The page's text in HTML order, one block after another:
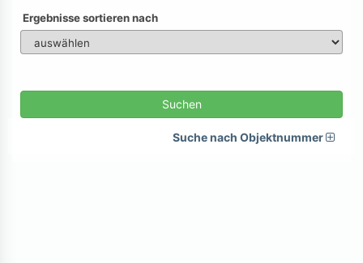
Ergebnisse sortieren nach
Suchen
Suche nach Objektnummer